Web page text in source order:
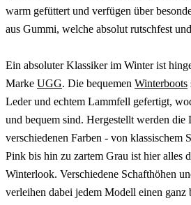
warm gefüttert und verfügen über
aus Gummi, welche absolut rutschfest
Ein absoluter Klassiker im Winter ist
Marke UGG. Die bequemen Winterboots
Leder und echtem Lammfell gefertigt,
und bequem sind. Hergestellt werden die
verschiedenen Farben - von klassischem
Pink bis hin zu zartem Grau ist hier alles
Winterlook. Verschiedene Schafthöhen
verleihen dabei jedem Modell einen ganz